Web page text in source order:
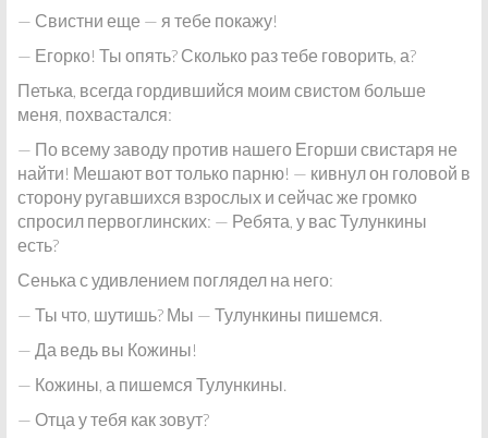
— Свистни еще — я тебе покажу!
— Егорко! Ты опять? Сколько раз тебе говорить, а?
Петька, всегда гордившийся моим свистом больше
меня, похвастался:
— По всему заводу против нашего Егорши свистаря не
найти! Мешают вот только парню! — кивнул он головой в
сторону ругавшихся взрослых и сейчас же громко
спросил первоглинских: — Ребята, у вас Тулункины
есть?
Сенька с удивлением поглядел на него:
— Ты что, шутишь? Мы — Тулункины пишемся.
— Да ведь вы Кожины!
— Кожины, а пишемся Тулункины.
— Отца у тебя как зовут?